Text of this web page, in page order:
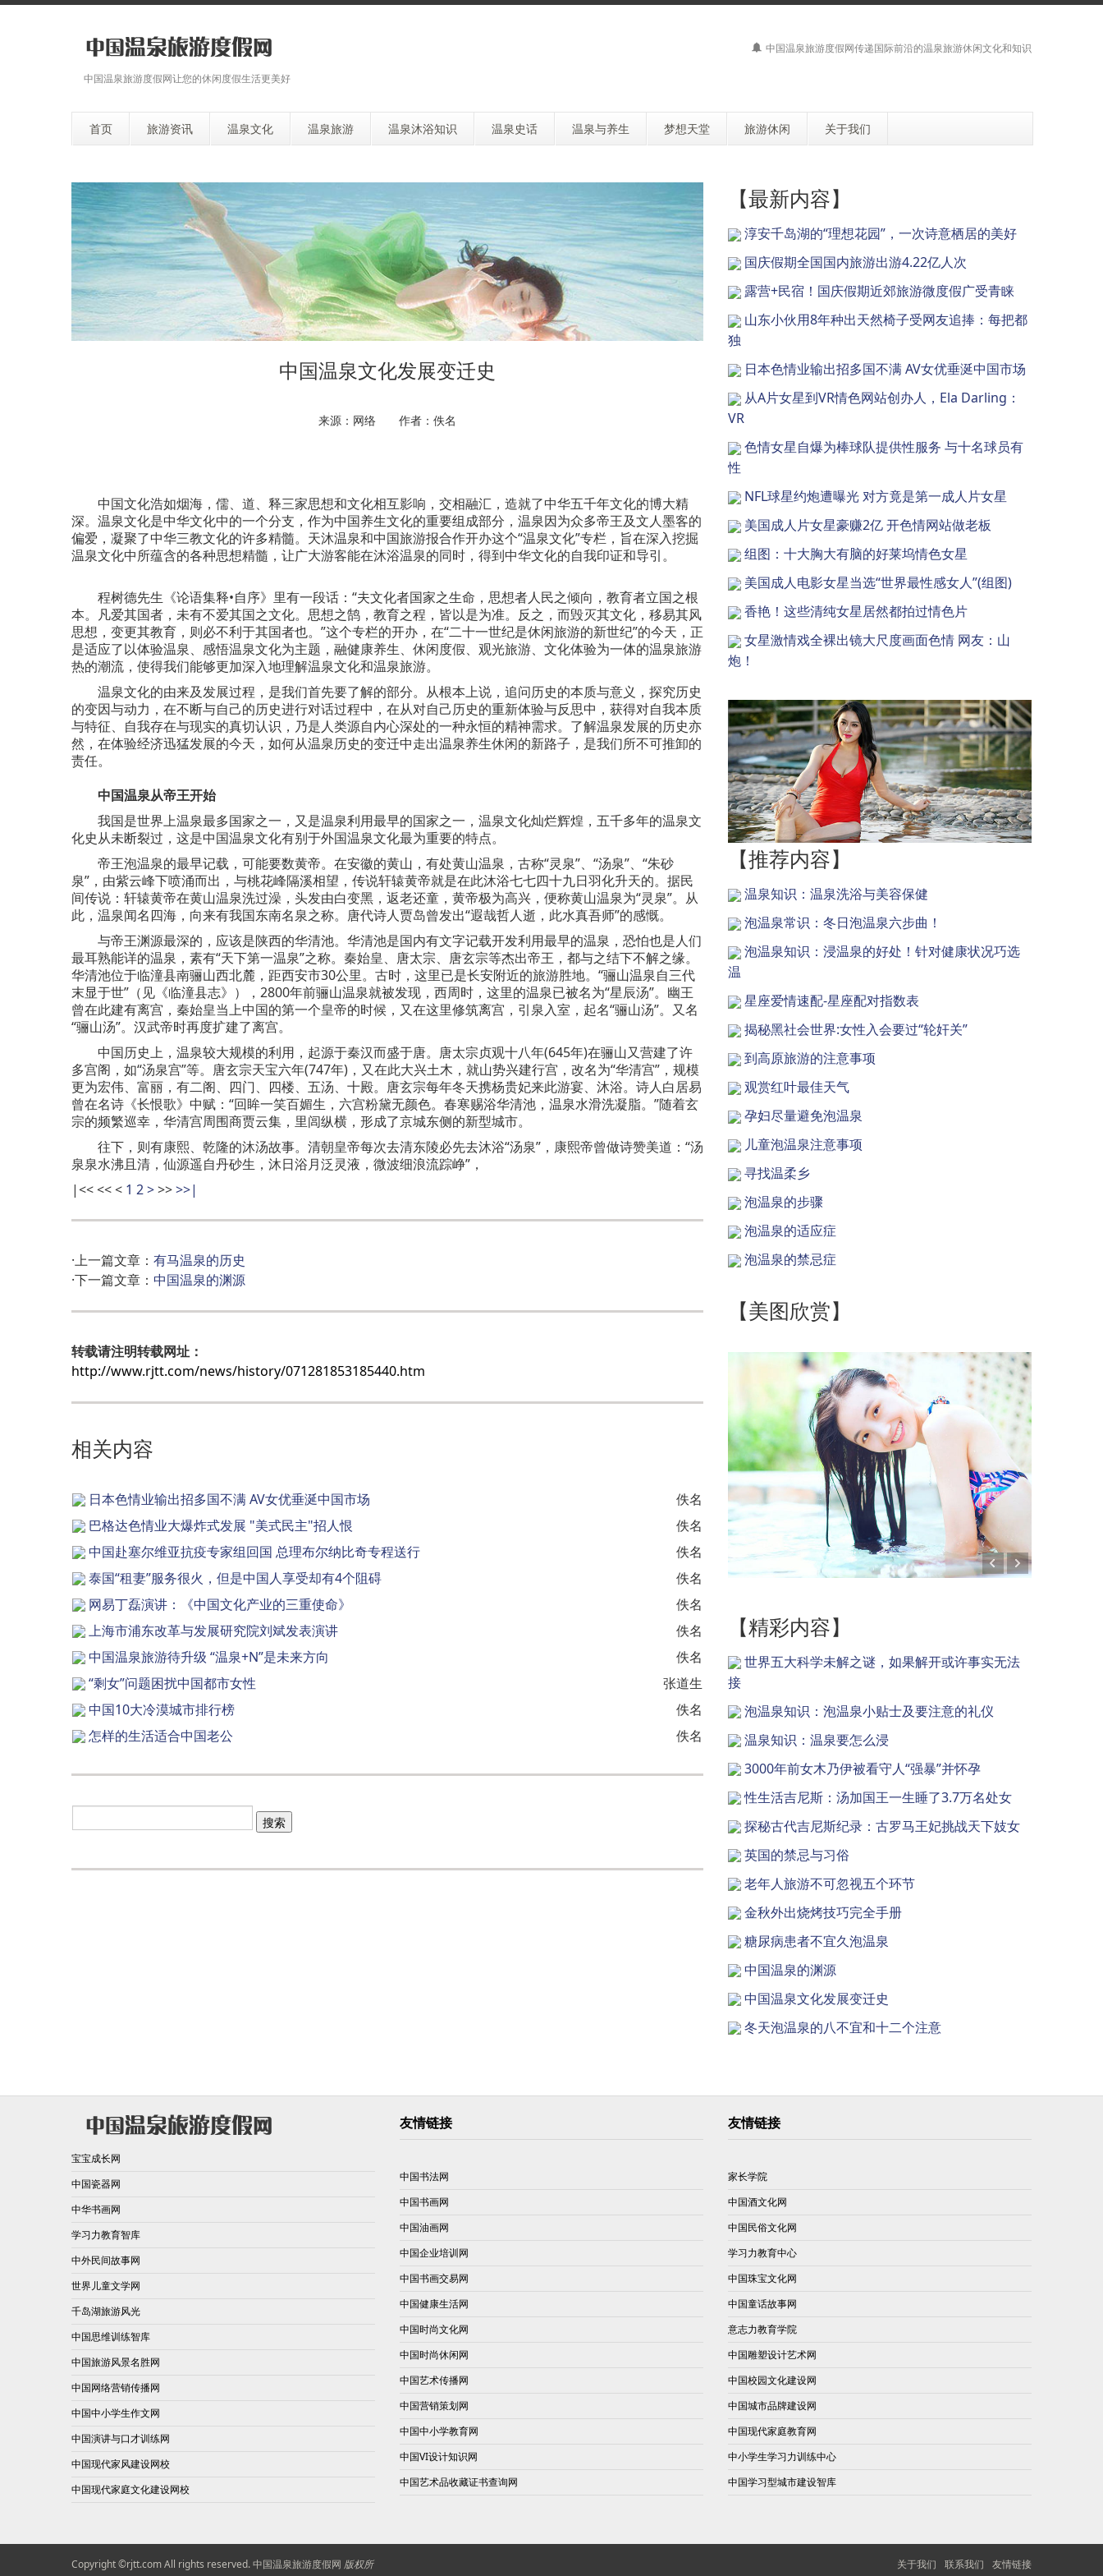
中国温泉旅游度假网让您的休闲度假生活更美好
中国温泉旅游度假网传递国际前沿的温泉旅游休闲文化和知识
首页 旅游资讯 温泉文化 温泉旅游 温泉沐浴知识 温泉史话 温泉与养生 梦想天堂 旅游休闲 关于我们
中国温泉文化发展变迁史
来源：网络 作者：佚名
中国文化浩如烟海，儒、道、释三家思想和文化相互影响，交相融汇，造就了中华五千年文化的博大精
深。温泉文化是中华文化中的一个分支，作为中国养生文化的重要组成部分，温泉因为众多帝王及文人墨客的
偏爱，凝聚了中华三教文化的许多精髓。天沐温泉和中国旅游报合作开办这个“温泉文化”专栏，旨在深入挖掘
温泉文化中所蕴含的各种思想精髓，让广大游客能在沐浴温泉的同时，得到中华文化的自我印证和导引。
程树德先生《论语集释•自序》里有一段话：“夫文化者国家之生命，思想者人民之倾向，教育者立国之根
本。凡爱其国者，未有不爱其国之文化。思想之鹄，教育之程，皆以是为准。反之，而毁灭其文化，移易其风
思想，变更其教育，则必不利于其国者也。”这个专栏的开办，在“二十一世纪是休闲旅游的新世纪”的今天，正
是适应了以体验温泉、感悟温泉文化为主题，融健康养生、休闲度假、观光旅游、文化体验为一体的温泉旅游
热的潮流，使得我们能够更加深入地理解温泉文化和温泉旅游。
温泉文化的由来及发展过程，是我们首先要了解的部分。从根本上说，追问历史的本质与意义，探究历史
的变因与动力，在不断与自己的历史进行对话过程中，在从对自己历史的重新体验与反思中，获得对自我本质
与特征、自我存在与现实的真切认识，乃是人类源自内心深处的一种永恒的精神需求。了解温泉发展的历史亦
然，在体验经济迅猛发展的今天，如何从温泉历史的变迁中走出温泉养生休闲的新路子，是我们所不可推卸的
责任。
中国温泉从帝王开始
我国是世界上温泉最多国家之一，又是温泉利用最早的国家之一，温泉文化灿烂辉煌，五千多年的温泉文
化史从未断裂过，这是中国温泉文化有别于外国温泉文化最为重要的特点。
帝王泡温泉的最早记载，可能要数黄帝。在安徽的黄山，有处黄山温泉，古称“灵泉”、“汤泉”、“朱砂
泉”，由紫云峰下喷涌而出，与桃花峰隔溪相望，传说轩辕黄帝就是在此沐浴七七四十九日羽化升天的。据民
间传说：轩辕黄帝在黄山温泉洗过澡，头发由白变黑，返老还童，黄帝极为高兴，便称黄山温泉为“灵泉”。从
此，温泉闻名四海，向来有我国东南名泉之称。唐代诗人贾岛曾发出“遐哉哲人逝，此水真吾师”的感慨。
与帝王渊源最深的，应该是陕西的华清池。华清池是国内有文字记载开发利用最早的温泉，恐怕也是人们
最耳熟能详的温泉，素有“天下第一温泉”之称。秦始皇、唐太宗、唐玄宗等杰出帝王，都与之结下不解之缘。
华清池位于临潼县南骊山西北麓，距西安市30公里。古时，这里已是长安附近的旅游胜地。“骊山温泉自三代
末显于世”（见《临潼县志》），2800年前骊山温泉就被发现，西周时，这里的温泉已被名为“星辰汤”。幽王
曾在此建有离宫，秦始皇当上中国的第一个皇帝的时候，又在这里修筑离宫，引泉入室，起名“骊山汤”。又名
“骊山汤”。汉武帝时再度扩建了离宫。
中国历史上，温泉较大规模的利用，起源于秦汉而盛于唐。唐太宗贞观十八年(645年)在骊山又营建了许
多宫阁，如“汤泉宫”等。唐玄宗天宝六年(747年)，又在此大兴土木，就山势兴建行宫，改名为“华清宫”，规模
更为宏伟、富丽，有二阁、四门、四楼、五汤、十殿。唐玄宗每年冬天携杨贵妃来此游宴、沐浴。诗人白居易
曾在名诗《长恨歌》中赋：“回眸一笑百媚生，六宫粉黛无颜色。春寒赐浴华清池，温泉水滑洗凝脂。”随着玄
宗的频繁巡幸，华清宫周围商贾云集，里闾纵横，形成了京城东侧的新型城市。
往下，则有康熙、乾隆的沐汤故事。清朝皇帝每次去清东陵必先去沐浴“汤泉”，康熙帝曾做诗赞美道：“汤
泉泉水沸且清，仙源遥自丹砂生，沐日浴月泛灵液，微波细浪流踪峥”，
|<<<<< 1 2>>>>>|
·上一篇文章： 有马温泉的历史
·下一篇文章： 中国温泉的渊源
转载请注明转载网址：
http://www.rjtt.com/news/history/071281853185440.htm
相关内容
日本色情业输出招多国不满 AV女优垂涎中国市场
佚名
巴格达色情业大爆炸式发展 "美式民主"招人恨
佚名
中国赴塞尔维亚抗疫专家组回国 总理布尔纳比奇专程送行
佚名
泰国“租妻”服务很火，但是中国人享受却有4个阻碍
佚名
网易丁磊演讲：《中国文化产业的三重使命》
佚名
上海市浦东改革与发展研究院刘斌发表演讲
佚名
中国温泉旅游待升级 “温泉+N”是未来方向
佚名
“剩女”问题困扰中国都市女性
张道生
中国10大冷漠城市排行榜
佚名
怎样的生活适合中国老公
佚名
【最新内容】
淳安千岛湖的“理想花园”，一次诗意栖居的美好
国庆假期全国国内旅游出游4.22亿人次
露营+民宿！国庆假期近郊旅游微度假广受青睐
山东小伙用8年种出天然椅子受网友追捧：每把都
独
日本色情业输出招多国不满 AV女优垂涎中国市场
从A片女星到VR情色网站创办人，Ela Darling：
VR
色情女星自爆为棒球队提供性服务 与十名球员有
性
NFL球星约炮遭曝光 对方竟是第一成人片女星
美国成人片女星豪赚2亿 开色情网站做老板
组图：十大胸大有脑的好莱坞情色女星
美国成人电影女星当选“世界最性感女人”(组图)
香艳！这些清纯女星居然都拍过情色片
女星激情戏全裸出镜大尺度画面色情 网友：山
炮！
【推荐内容】
温泉知识：温泉洗浴与美容保健
泡温泉常识：冬日泡温泉六步曲！
泡温泉知识：浸温泉的好处！针对健康状况巧选
温
星座爱情速配-星座配对指数表
揭秘黑社会世界:女性入会要过“轮奸关”
到高原旅游的注意事项
观赏红叶最佳天气
孕妇尽量避免泡温泉
儿童泡温泉注意事项
寻找温柔乡
泡温泉的步骤
泡温泉的适应症
泡温泉的禁忌症
【美图欣赏】
【精彩内容】
世界五大科学未解之谜，如果解开或许事实无法
接
泡温泉知识：泡温泉小贴士及要注意的礼仪
温泉知识：温泉要怎么浸
3000年前女木乃伊被看守人“强暴”并怀孕
性生活吉尼斯：汤加国王一生睡了3.7万名处女
探秘古代吉尼斯纪录：古罗马王妃挑战天下妓女
英国的禁忌与习俗
老年人旅游不可忽视五个环节
金秋外出烧烤技巧完全手册
糖尿病患者不宜久泡温泉
中国温泉的渊源
中国温泉文化发展变迁史
冬天泡温泉的八不宜和十二个注意
宝宝成长网
中国瓷器网
中华书画网
学习力教育智库
中外民间故事网
世界儿童文学网
千岛湖旅游风光
中国思维训练智库
中国旅游风景名胜网
中国网络营销传播网
中国中小学生作文网
中国演讲与口才训练网
中国现代家风建设网校
中国现代家庭文化建设网校
友情链接
中国书法网
中国书画网
中国油画网
中国企业培训网
中国书画交易网
中国健康生活网
中国时尚文化网
中国时尚休闲网
中国艺术传播网
中国营销策划网
中国中小学教育网
中国VI设计知识网
中国艺术品收藏证书查询网
友情链接
家长学院
中国酒文化网
中国民俗文化网
学习力教育中心
中国珠宝文化网
中国童话故事网
意志力教育学院
中国雕塑设计艺术网
中国校园文化建设网
中国城市品牌建设网
中国现代家庭教育网
中小学生学习力训练中心
中国学习型城市建设智库
Copyright ©rjtt.com All rights reserved.中国温泉旅游度假网 版权所
关于我们 联系我们 友情链接